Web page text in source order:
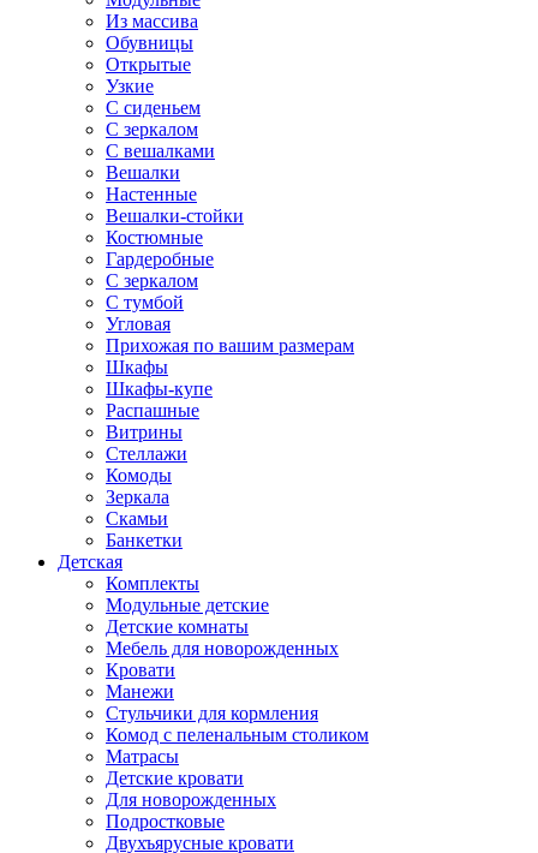
Из массива
Обувницы
Открытые
Узкие
С сиденьем
С зеркалом
С вешалками
Вешалки
Настенные
Вешалки-стойки
Костюмные
Гардеробные
С зеркалом
С тумбой
Угловая
Прихожая по вашим размерам
Шкафы
Шкафы-купе
Распашные
Витрины
Стеллажи
Комоды
Зеркала
Скамьи
Банкетки
Детская
Комплекты
Модульные детские
Детские комнаты
Мебель для новорожденных
Кровати
Манежи
Стульчики для кормления
Комод с пеленальным столиком
Матрасы
Детские кровати
Для новорожденных
Подростковые
Двухъярусные кровати